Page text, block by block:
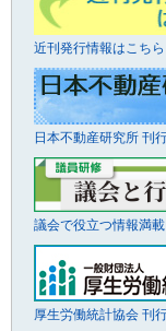
近刊発行情報はこちら
日本不動産研究所 刊
議会で役立つ情報満
厚生労働統計協会 刊